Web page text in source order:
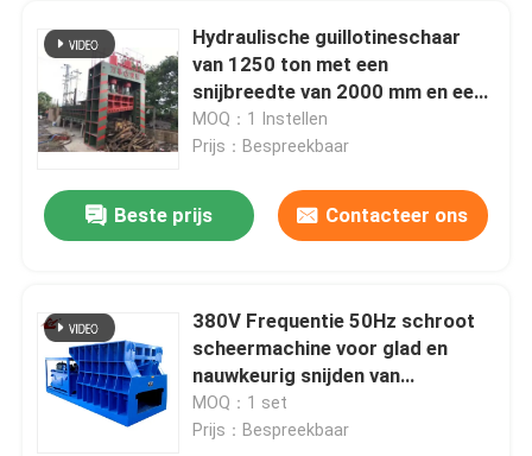
Hydraulische guillotineschaar
van 1250 ton met een
snijbreedte van 2000 mm en een
vermogen van 360 kW voor
schrootrecyclingwerven
MOQ：1 Instellen
Prijs：Bespreekbaar
Beste prijs Contacteer ons
380V Frequentie 50Hz schroot
scheermachine voor glad en
nauwkeurig snijden van
metaalschroot
MOQ：1 set
Prijs：Bespreekbaar